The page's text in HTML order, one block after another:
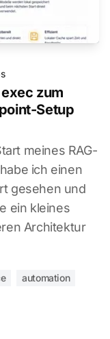
zum
Setup
meines RAG-
ich einen
gesehen und
ein kleines
Architektur
automation